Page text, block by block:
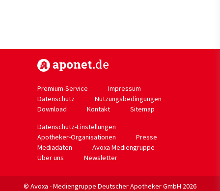
Premium-Service
Impressum
Datenschutz
Nutzungsbedingungen
Download
Kontakt
Sitemap
Datenschutz-Einstellungen
Apotheker-Organisationen
Presse
Mediadaten
Avoxa Mediengruppe
Über uns
Newsletter
© Avoxa - Mediengruppe Deutscher Apotheker GmbH 2026